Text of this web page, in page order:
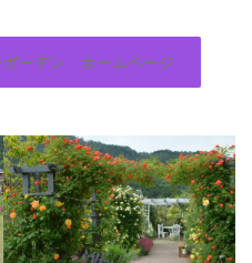
ガーデン ホームページ